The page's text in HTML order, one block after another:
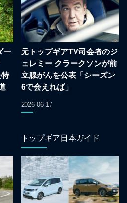
ー
特
元トップギアTV司会者のジ
ェレミー クラークソンが前
立腺がんを公表「シーズン
6で会えれば」
2026 06 17
トップギア日本ガイド